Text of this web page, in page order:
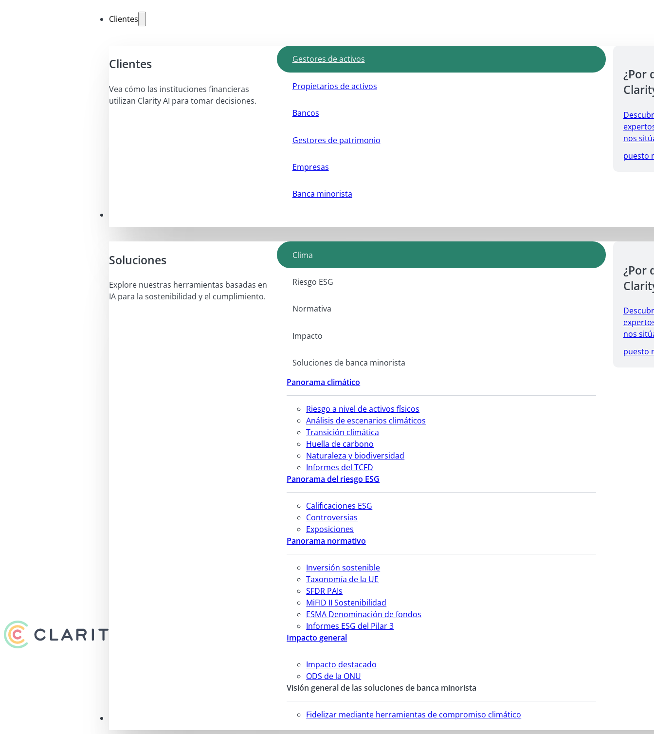
Clientes
Clientes
Vea cómo las instituciones financieras
utilizan Clarity AI para tomar decisiones.
Gestores de activos
Propietarios de activos
Bancos
Gestores de patrimonio
Empresas
Banca minorista
¿Por
nos
puesto
Soluciones
Explore nuestras herramientas basadas en
IA para la sostenibilidad y el cumplimiento.
Clima
Riesgo ESG
Normativa
Impacto
Soluciones de banca minorista
Panorama climático
Riesgo a nivel de activos físicos
Análisis de escenarios climáticos
Transición climática
Huella de carbono
Naturaleza y biodiversidad
Informes del TCFD
Panorama del riesgo ESG
Calificaciones ESG
Controversias
Exposiciones
Panorama normativo
Inversión sostenible
Taxonomía de la UE
SFDR PAIs
MiFID II Sostenibilidad
ESMA Denominación de fondos
Informes ESG del Pilar 3
Impacto general
Impacto destacado
ODS de la ONU
Visión general de las soluciones de banca minorista
Fidelizar mediante herramientas de compromiso climático
¿Por
nos
puesto